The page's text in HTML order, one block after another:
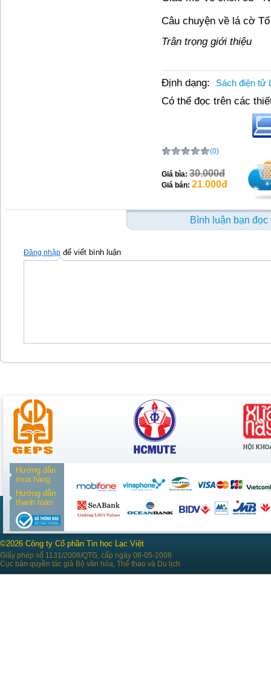
Câu chuyện về lá cờ
Trân trọng giới thiệu
Định dạng: Sách điện tử
Có thể đọc trên các
(0)
Giá bìa: 30.000đ
Giá bán: 21.000đ
Bình luận bạn đọc
Đăng nhập để viết bình luận
Hướng dẫn
mua hàng
Hướng dẫn
thanh toán
©2026 Công ty Cổ phần Tin học Lạc Việt
Giấy phép số 1131/2008/QTG, cấp ngày 06-05-2008
Cục bản quyền tác giả Bộ văn hóa, Thể thao và Du lịch